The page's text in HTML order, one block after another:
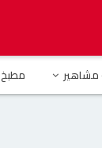
مشاهير مطبخ